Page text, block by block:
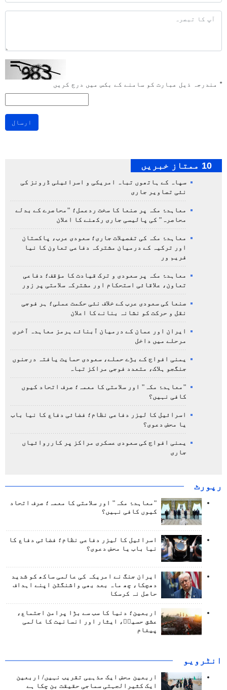
* مندرجہ ذیل عبارت کو سامنے کے بکس میں درج کریں
ارسال
10 ممتاز خبریں
سپاہ کے ہاتھوں تباہ امریکی و اسرائیلی ڈرونز کی
نئی تصاویر جاری
معاہدۂ مکہ پر صنعا کا سخت ردعمل؛ "محاصرے کے بدلے
محاصرہ" کی پالیسی جاری رکھنے کا اعلان
معاہدۂ مکہ کی تفصیلات جاری؛ سعودی عرب، پاکستان
اور ترکیہ کے درمیان مشترکہ دفاعی تعاون کا نیا
فریم ور
معاہدۂ مکہ پر سعودی و ترک قیادت کا مؤقف؛ دفاعی
تعاون، علاقائی استحکام اور مشترکہ سلامتی پر زور
صنعا کی سعودی عرب کے خلاف نئی حکمت عملی؛ ہر فوجی
نقل و حرکت کو نشانہ بنانے کا اعلان
ایران اور عمان کے درمیان آبنائے ہرمز معاہدہ آخری
مرحلے میں داخل
یمنی افواج کے بڑے حملے، سعودی حمایت یافتہ درجنوں
جنگجو ہلاک، متعدد فوجی مراکز تباہ
"معاہدۂ مکہ" اور سلامتی کا معمہ؛ صرف اتحاد کیوں
کافی نہیں؟
اسرائیل کا لیزر دفاعی نظام؛ فضائی دفاع کا نیا باب
یا محض دعوی؟
یمنی افواج کی سعودی عسکری مراکز پر کارروائیاں
جاری
رپورٹ
"معاہدۂ مکہ" اور سلامتی کا معمہ؛ صرف اتحاد
کیوں کافی نہیں؟
اسرائیل کا لیزر دفاعی نظام؛ فضائی دفاع کا
نیا باب یا محض دعوی؟
ایران جنگ نے امریکہ کی عالمی ساکھ کو شدید
دھچکا، چھ ماہ بعد بھی واشنگٹن اپنے اہداف
حاصل نہ کرسکا
اربعین؛ دنیا کا سب سے بڑا پرامن اجتماع،
عشق حسینؑ، ایثار اور انسانیت کا عالمی
پیغام
انٹرويو
اربعین محض ایک مذہبی تقریب نہیں/ اربعین
ایک کثیرالجہتی سماجی حقیقت بن چکا ہے